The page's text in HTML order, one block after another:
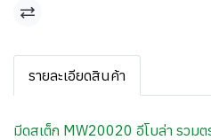
รายละเอียดสินค้า
มีดสเต็ก MW20020 อีโบล่า รวมต